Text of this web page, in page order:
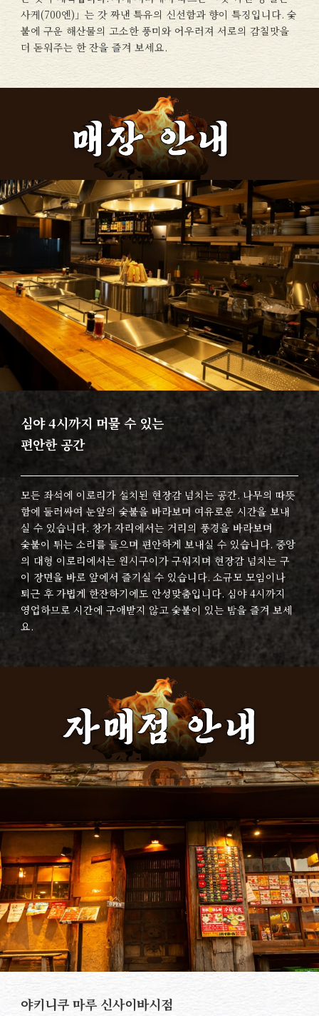
사케(700엔)」는 갓 짜낸 특유의 신선함과 향이 특징입니다. 숯
불에 구운 해산물의 고소한 풍미와 어우러져 서로의 감칠맛을
더 돋워주는 한 잔을 즐겨 보세요.
심야 4시까지 머물 수 있는
편안한 공간
모든 좌석에 이로리가 설치된 현장감 넘치는 공간. 나무의 따뜻
함에 둘러싸여 눈앞의 숯불을 바라보며 여유로운 시간을 보내
실 수 있습니다. 창가 자리에서는 거리의 풍경을 바라보며
숯불이 튀는 소리를 들으며 편안하게 보내실 수 있습니다. 중앙
의 대형 이로리에서는 원시구이가 구워지며 현장감 넘치는 구
이 장면을 바로 앞에서 즐기실 수 있습니다. 소규모 모임이나
퇴근 후 가볍게 한잔하기에도 안성맞춤입니다. 심야 4시까지
영업하므로 시간에 구애받지 않고 숯불이 있는 밤을 즐겨 보세
요.
야키니쿠 마루 신사이바시점